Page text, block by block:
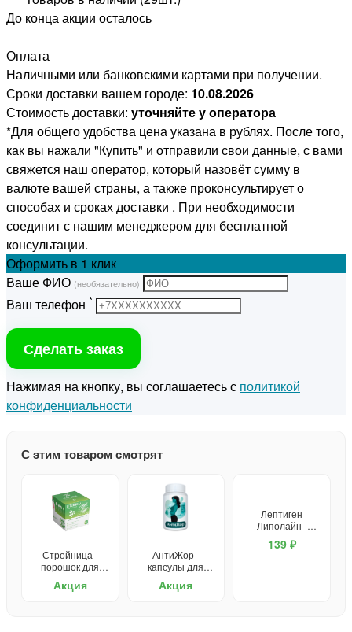
До конца акции осталось
Оплата
Наличными или банковскими картами при получении.
Сроки доставки вашем городе: 10.08.2026
Стоимость доставки: уточняйте у оператора
*Для общего удобства цена указана в рублях. После того,
как вы нажали "Купить" и отправили свои данные, с вами
свяжется наш оператор, который назовёт сумму в
валюте вашей страны, а также проконсультирует о
способах и сроках доставки . При необходимости
соединит с нашим менеджером для бесплатной
консультации.
Оформить в 1 клик
Ваше ФИО (необязательно)
Ваш телефон *
Сделать заказ
Нажимая на кнопку, вы соглашаетесь с политикой
конфиденциальности
С этим товаром смотрят
Стройница -
порошок для
Акция
АнтиЖор -
капсулы для
Акция
Лептиген
Липолайн -
капсулы для
похудения
139 ₽